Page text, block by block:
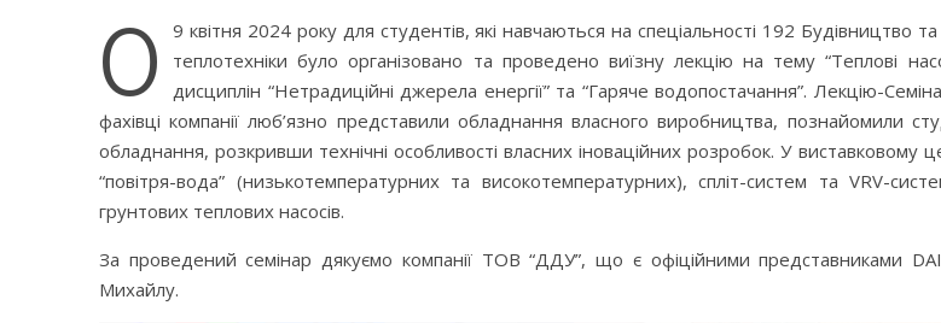
0
9 квітня 2024 року для студентів, які навчаються на спеціальності 192 Будівництво
теплотехніки було організовано та проведено виїзну лекцію на тему “Теплові
дисциплін “Нетрадиційні джерела енергії” та “Гаряче водопостачання”. Лекцію-
фахівці компанії люб’язно представили обладнання власного виробництва, познайомили
обладнання, розкривши технічні особливості власних іноваційних розробок. У виставковому
“повітря-вода” (низькотемпературних та високотемпературних), спліт-систем та VRV-
грунтових теплових насосів.
За проведений семінар дякуємо компанії ТОВ “ДДУ”, що є офіційними представниками
Михайлу.